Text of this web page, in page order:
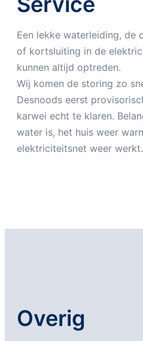
Een lekke waterleiding, de
of kortsluiting in de
kunnen altijd optreden.
Wij komen de storing zo
Desnoods eerst
karwei echt te klaren.
water is, het huis weer
elektriciteitsnet weer werkt.
Overig